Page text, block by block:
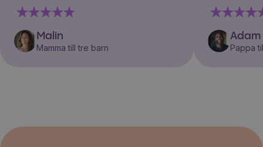
Malin
Mamma till tre barn
Adam
Pappa